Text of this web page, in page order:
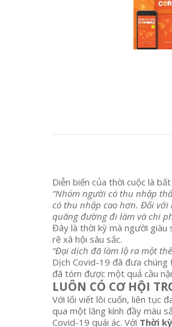
Diễn biến của thời cuộc là
“Nhóm người có thu nhập
có thu nhập cao hơn. Đối với
quãng đường đi làm và chi
Đây là thời kỳ mà người giàu
rẽ xã hội sâu sắc.
“Đại dịch đã làm lộ ra một
Dịch Covid-19 đã đưa
đã tóm được một quả cầu
LUÔN CÓ CƠ HỘI
Với lối viết lôi cuốn, liên tục
qua một lăng kính đầy màu
Covid-19 quái ác. Với Thời